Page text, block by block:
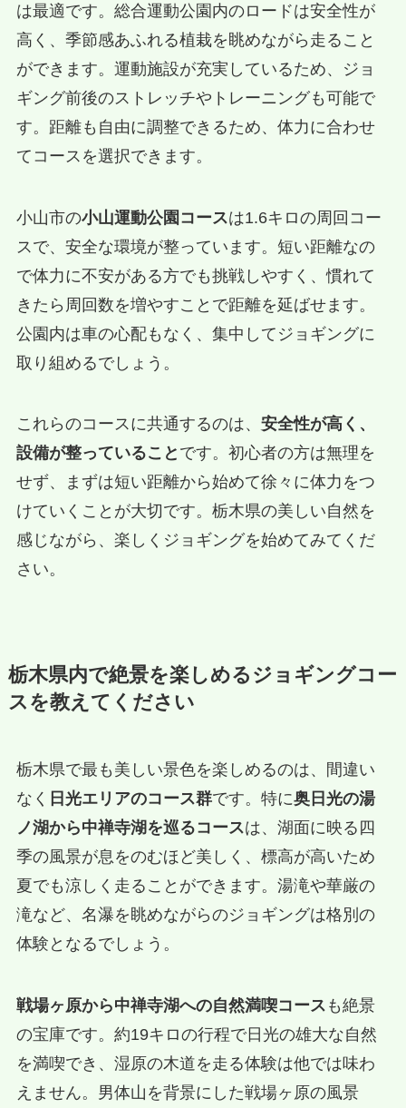
は最適です。総合運動公園内のロードは安全性が
高く、季節感あふれる植栽を眺めながら走ること
ができます。運動施設が充実しているため、ジョ
ギング前後のストレッチやトレーニングも可能で
す。距離も自由に調整できるため、体力に合わせ
てコースを選択できます。
小山市の小山運動公園コースは1.6キロの周回コー
スで、安全な環境が整っています。短い距離なの
で体力に不安がある方でも挑戦しやすく、慣れて
きたら周回数を増やすことで距離を延ばせます。
公園内は車の心配もなく、集中してジョギングに
取り組めるでしょう。
これらのコースに共通するのは、 安全性が高く、
設備が整っていること です。初心者の方は無理を
せず、まずは短い距離から始めて徐々に体力をつ
けていくことが大切です。栃木県の美しい自然を
感じながら、楽しくジョギングを始めてみてくだ
さい。
栃木県内で絶景を楽しめるジョギングコー
スを教えてください
栃木県で最も美しい景色を楽しめるのは、間違い
なく 日光エリアのコース群です。特に奥日光の湯
ノ湖から中禅寺湖を巡るコースは、湖面に映る四
季の風景が息をのむほど美しく、標高が高いため
夏でも涼しく走ることができます。湯滝や華厳の
滝など、名瀑を眺めながらのジョギングは格別の
体験となるでしょう。
戦場ヶ原から中禅寺湖への自然満喫コース も絶景
の宝庫です。約19キロの行程で日光の雄大な自然
を満喫でき、湿原の木道を走る体験は他では味わ
えません。男体山を背景にした戦場ヶ原の風景